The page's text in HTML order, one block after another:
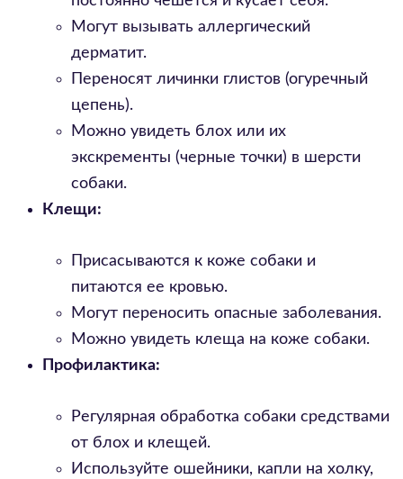
Могут вызывать аллергический
дерматит.
Переносят личинки глистов (огуречный
цепень).
Можно увидеть блох или их
экскременты (черные точки) в шерсти
собаки.
Клещи:
Присасываются к коже собаки и
питаются ее кровью.
Могут переносить опасные заболевания.
Можно увидеть клеща на коже собаки.
Профилактика:
Регулярная обработка собаки средствами
от блох и клещей.
Используйте ошейники, капли на холку,